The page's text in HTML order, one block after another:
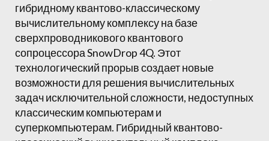
гибридному квантово-классическому
вычислительному комплексу на базе
сверхпроводникового квантового
сопроцессора SnowDrop 4Q. Этот
технологический прорыв создает новые
возможности для решения вычислительных
задач исключительной сложности, недоступных
классическим компьютерам и
суперкомпьютерам. Гибридный квантово-